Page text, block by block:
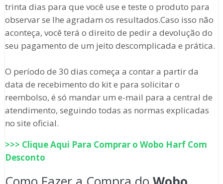
trinta dias para que você use e teste o produto para
observar se lhe agradam os resultados.Caso isso não
aconteça, você terá o direito de pedir a devolução do
seu pagamento de um jeito descomplicada e prática.
O período de 30 dias começa a contar a partir da
data de recebimento do kit e para solicitar o
reembolso, é só mandar um e-mail para a central de
atendimento, seguindo todas as normas explicadas
no site oficial.
>>> Clique Aqui Para Comprar o Wobo HarfCom
Desconto